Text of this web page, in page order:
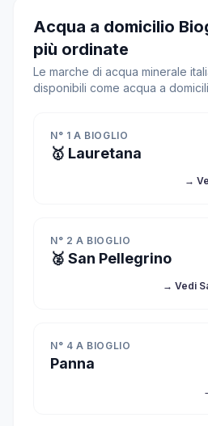
Acqua a domicilio
più ordinate
Le marche di acqua minerale
disponibili come acqua a
N° 1 A BIOGLIO
🥇 Lauretana
→
N° 2 A BIOGLIO
🥈 San Pellegrino
→ Vedi
N° 4 A BIOGLIO
Panna